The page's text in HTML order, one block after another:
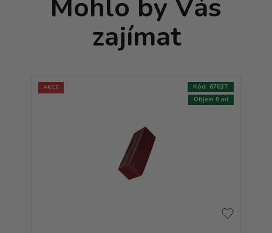
Mohlo by Vás
zajímat
AKCE
Objem 0 ml
Kód: 6703T